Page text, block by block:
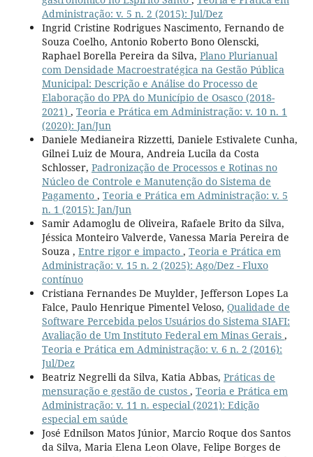
Administração: v. 5 n. 2 (2015): Jul/Dez
Ingrid Cristine Rodrigues Nascimento, Fernando de
Souza Coelho, Antonio Roberto Bono Olenscki,
Raphael Borella Pereira da Silva, Plano Plurianual
com Densidade Macroestratégica na Gestão Pública
Municipal: Descrição e Análise do Processo de
Elaboração do PPA do Município de Osasco (2018-
2021) , Teoria e Prática em Administração: v. 10 n. 1
(2020): Jan/Jun
Daniele Medianeira Rizzetti, Daniele Estivalete Cunha,
Gilnei Luiz de Moura, Andreia Lucila da Costa
Schlosser, Padronização de Processos e Rotinas no
Núcleo de Controle e Manutenção do Sistema de
Pagamento , Teoria e Prática em Administração: v. 5
n. 1 (2015): Jan/Jun
Samir Adamoglu de Oliveira, Rafaele Brito da Silva,
Jéssica Monteiro Valverde, Vanessa Maria Pereira de
Souza , Entre rigor e impacto , Teoria e Prática em
Administração: v. 15 n. 2 (2025): Ago/Dez - Fluxo
contínuo
Cristiana Fernandes De Muylder, Jefferson Lopes La
Falce, Paulo Henrique Pimentel Veloso, Qualidade de
Software Percebida pelos Usuários do Sistema SIAFI:
Avaliação de Um Instituto Federal em Minas Gerais ,
Teoria e Prática em Administração: v. 6 n. 2 (2016):
Jul/Dez
Beatriz Negrelli da Silva, Katia Abbas, Práticas de
mensuração e gestão de custos , Teoria e Prática em
Administração: v. 11 n. especial (2021): Edição
especial em saúde
José Ednilson Matos Júnior, Marcio Roque dos Santos
da Silva, Maria Elena Leon Olave, Felipe Borges de